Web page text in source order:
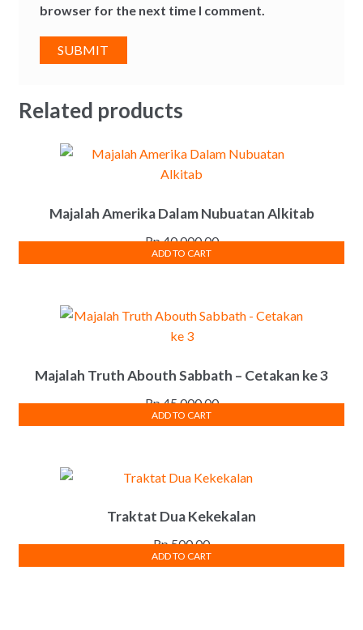
browser for the next time I comment.
Related products
Majalah Amerika Dalam Nubuatan Alkitab
Rp40,000.00
ADD TO CART
Majalah Truth Abouth Sabbath – Cetakan ke 3
Rp45,000.00
ADD TO CART
Traktat Dua Kekekalan
Rp500.00
ADD TO CART